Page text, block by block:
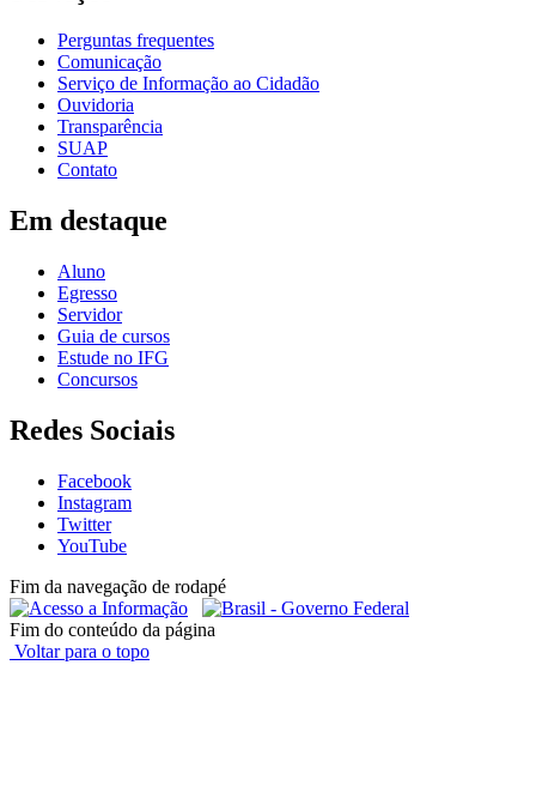
Perguntas frequentes
Comunicação
Serviço de Informação ao Cidadão
Ouvidoria
Transparência
SUAP
Contato
Em destaque
Aluno
Egresso
Servidor
Guia de cursos
Estude no IFG
Concursos
Redes Sociais
Facebook
Instagram
Twitter
YouTube
Fim da navegação de rodapé
Fim do conteúdo da página
Voltar para o topo